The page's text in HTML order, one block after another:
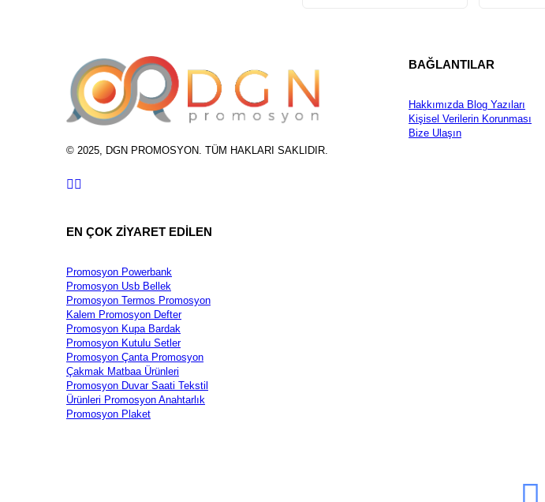
© 2025, DGN PROMOSYON. TÜM HAKLARI SAKLIDIR.
BAĞLANTILAR
HakkımızdaBlog Yazıları
Kişisel Verilerin Korunması
Bize Ulaşın
EN ÇOK ZİYARET EDİLEN
Promosyon Powerbank
Promosyon Usb Bellek
Promosyon Termos Promosyon
Kalem Promosyon Defter
Promosyon Kupa Bardak
Promosyon Kutulu Setler
Promosyon ÇantaPromosyon
Çakmak Matbaa Ürünleri
Promosyon Duvar Saati Tekstil
Ürünleri Promosyon Anahtarlık
Promosyon Plaket